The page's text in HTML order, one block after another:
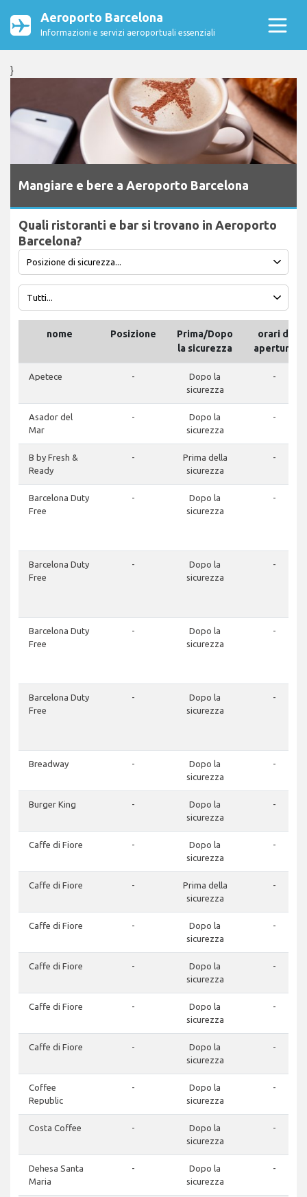
Aeroporto Barcelona
Informazioni e servizi aeroportuali essenziali
}
Mangiare e bere a Aeroporto Barcelona
Quali ristoranti e bar si trovano in Aeroporto
Barcelona?
nome Posizione
Prima/Dopo
la sicurezza
orari di
apertura
Apetece -
Dopo la
sicurezza
-
Asador del
Mar
-
Dopo la
sicurezza
-
B by Fresh &
Ready
-
Prima della
sicurezza
-
Barcelona Duty
Free
-
Dopo la
sicurezza
-
Barcelona Duty
Free
-
Dopo la
sicurezza
-
Barcelona Duty
Free
-
Dopo la
sicurezza
-
Barcelona Duty
Free
-
Dopo la
sicurezza
-
Breadway -
Dopo la
sicurezza
-
Burger King -
Dopo la
sicurezza
-
Caffe di Fiore -
Dopo la
sicurezza
-
Caffe di Fiore -
Prima della
sicurezza
-
Caffe di Fiore -
Dopo la
sicurezza
-
Caffe di Fiore -
Dopo la
sicurezza
-
Caffe di Fiore -
Dopo la
sicurezza
-
Caffe di Fiore -
Dopo la
sicurezza
-
Coffee
Republic
-
Dopo la
sicurezza
-
Costa Coffee -
Dopo la
sicurezza
-
Dehesa Santa
Maria
-
Dopo la
sicurezza
-